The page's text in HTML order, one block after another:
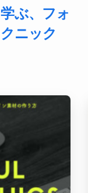
ぶ、フォ
ニック